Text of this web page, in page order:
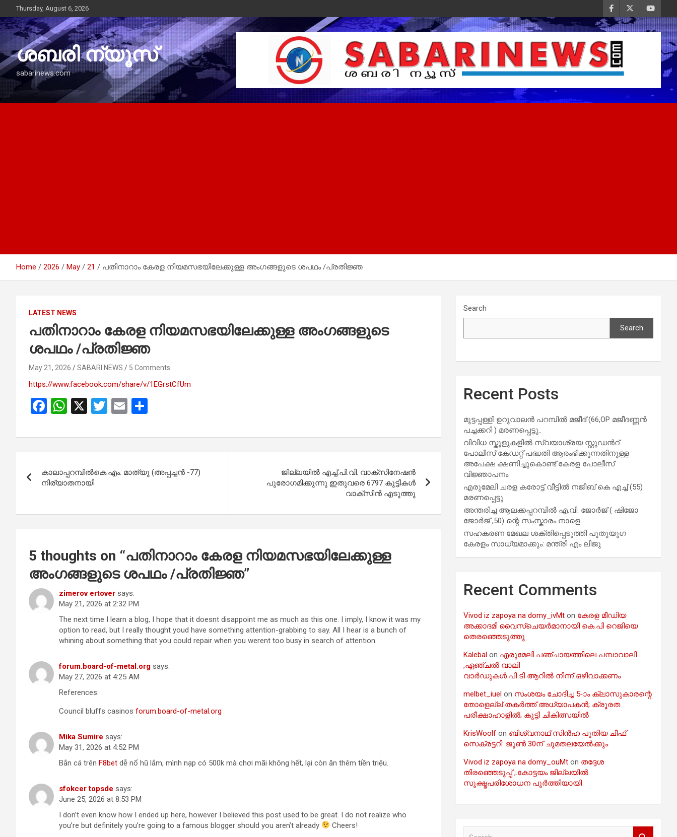
to
content
Thursday, August 6, 2026
ശബരി ന്യൂസ്
sabarinews.com
Home 2026 May 21 പതിനാറാം കേരള നിയമസഭയിലേക്കുള്ള അംഗങ്ങളുടെ ശപഥം /പ്രതിജ്ഞ
LATEST NEWS
പതിനാറാം കേരള നിയമസഭയിലേക്കുള്ള അംഗങ്ങളുടെ
ശപഥം /പ്രതിജ്ഞ
May 21, 2026 SABARI NEWS 5 Comments
https://www.facebook.com/share/v/1EGrstCfUm
F
ce
o
o
W
at
A
p
X
T
tt
E
ail ar
navigation
കാലാപ്പറമ്പിൽകെ.എം. മാത്യു (അപ്പച്ചൻ -77)
നിര്യാതനായി
ജില്ലയില്‍ എച്ച്.പി.വി. വാക്‌സിനേഷന്‍
പുരോഗമിക്കുന്നു ഇതുവരെ 6797 കുട്ടികള്‍
വാക്‌സിന്‍ എടുത്തു
5 thoughts on “പതിനാറാം കേരള നിയമസഭയിലേക്കുള്ള
അംഗങ്ങളുടെ ശപഥം /പ്രതിജ്ഞ”
zimerov ertover says:
May 21, 2026 at 2:32 PM
The next time I learn a blog, I hope that it doesnt disappoint me as much as this one. I imply, I know it was my
option to read, but I really thought youd have something attention-grabbing to say. All I hear is a bunch of
whining about something that you could repair when you werent too busy in search of attention.
forum.board-of-metal.org says:
May 27, 2026 at 4:25 AM
References:
Council bluffs casinos forum.board-of-metal.org
Mika Sumire says:
May 31, 2026 at 4:52 PM
Bắn cá trên F8bet dễ nổ hũ lắm, mình nạp có 500k mà chơi mãi không hết, lại còn ăn thêm tiền triệu.
sfokcer topsde says:
June 25, 2026 at 8:53 PM
I don’t even know how I ended up here, however I believed this post used to be great. I do not realize who
you’re but definitely you’re going to a famous blogger should you aren’t already
Cheers!
Search
Search
Recent Posts
മുട്ടപ്പള്ളി ഉറുവാലൻ പറമ്പിൽ മജീദ് (66,OP മജീദണ്ണൻ
പച്ചക്കറി ) മരണപ്പെട്ടു..
വിവിധ സ്കൂളുകളില്‍ സ്വയാശ്രയ സ്റ്റുഡന്‍റ്
പോലീസ് കേഡറ്റ് പദ്ധതി ആരംഭിക്കുന്നതിനുള്ള
അപേക്ഷ ക്ഷണിച്ചുകൊണ്ട് കേരള പോലീസ്
വിജ്ഞാപനം
എരുമേലി ചരള കരോട്ട് വീട്ടിൽ നജീബ് കെ എച്ച് (55)
മരണപ്പെട്ടു.
അന്തരിച്ച ആ​ല​ക്ക​പ്പ​റമ്പിൽ​ എ.​വി. ജോ​ർ​ജ് ( ഷിജോ
ജോർജ് ,50) ന്റെ സംസ്കാരം നാളെ
സഹകരണ മേഖല ശക്തിപ്പെടുത്തി പുതുയുഗ
കേരളം സാധ്യമാക്കും: മന്ത്രി എം ലിജു
Recent Comments
Vivod iz zapoya na domy_ivMt on കേരള മീഡിയ
അക്കാദമി വൈസ്ചെയർമാനായി കെ.പി റെജിയെ
തെരഞ്ഞെടുത്തു
Kalebal on എരുമേലി പഞ്ചായത്തിലെ പമ്പാവാലി
,ഏഞ്ചൽ വാലി
വാർഡുകൾ പി ടി ആറിൽ നിന്ന് ഒഴിവാക്കണം
melbet_iuel on സംശയം ചോദിച്ച 5-ാം ക്ലാസുകാരന്റെ
തോളെല്ല് തകർത്ത് അധ്യാപകൻ; ക്രൂരത
പരീക്ഷാഹാളിൽ; കുട്ടി ചികിത്സയിൽ
KrisWoolf on ബിശ്വനാഥ് സിൻഹ പുതിയ ചീഫ്
സെക്രട്ടറി: ജൂൺ 30ന് ചുമതലയേൽക്കും
Vivod iz zapoya na domy_ouMt on തദ്ദേശ
തിരഞ്ഞെടുപ്പ് ;.കോട്ടയം ജില്ലയിൽ
സൂക്ഷ്മപരിശോധന പൂർത്തിയായി